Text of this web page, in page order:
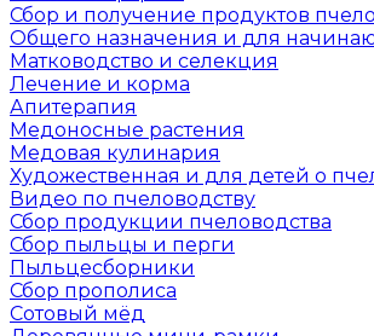
Сбор и получение продуктов
Общего назначения и для
Матководство и селекция
Лечение и корма
Апитерапия
Медоносные растения
Медовая кулинария
Художественная и для детей о
Видео по пчеловодству
Сбор продукции пчеловодства
Сбор пыльцы и перги
Пыльцесборники
Сбор прополиса
Сотовый мёд